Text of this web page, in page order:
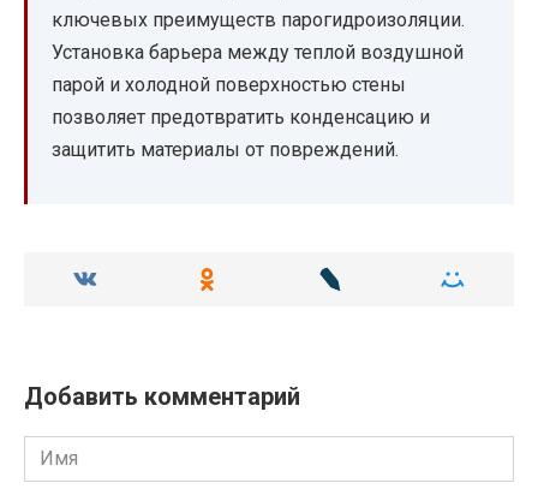
ключевых преимуществ парогидроизоляции.
Установка барьера между теплой воздушной
парой и холодной поверхностью стены
позволяет предотвратить конденсацию и
защитить материалы от повреждений.
Добавить комментарий
Имя